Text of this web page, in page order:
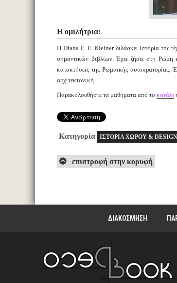
Η ομιλήτρια:
Η Diana E. E. Kleiner διδάσκει Ιστορία της
σημαντικών βιβλίων. Έχει ζήσει στη Ρώμη
κατακτήσεις της Ρωμαϊκής
αρχιτεκτονική.
Παρακολουθήστε τα μαθήματα από το κανάλι
Κατηγορία ΙΣΤΟΡΙΑ ΧΩΡΟΥ & DESIGN
επιστροφή στην κορυφή
ΔΙΑΚΟΣΜΗΣΗ